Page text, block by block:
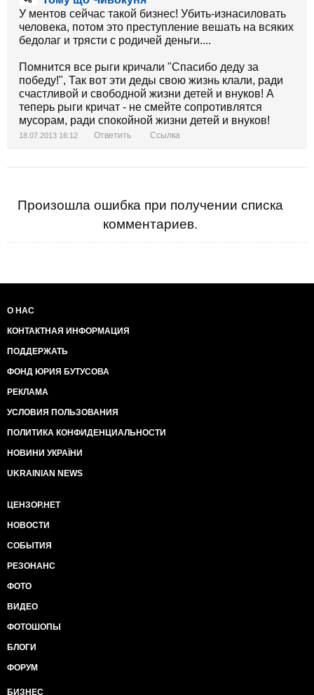
У ментов сейчас такой бизнес! Убить-изнасиловать
человека, потом это преступление вешать на всяких
бедолаг и трясти с родичей деньги....
Помнится все рыги кричали "Спасибо деду за
победу!", Так вот эти деды свою жизнь клали, ради
счастливой и свободной жизни детей и внуков! А
теперь рыги кричат - не смейте сопротивлятся
мусорам, ради спокойной жизни детей и внуков!
18.07.2013 16:12 Ответить Ссылка
Произошла ошибка при получении списка
комментариев.
О НАС
КОНТАКТНАЯ ИНФОРМАЦИЯ
ПОДДЕРЖАТЬ
ФОНД ЮРИЯ БУТУСОВА
РЕКЛАМА
УСЛОВИЯ ПОЛЬЗОВАНИЯ
ПОЛИТИКА КОНФИДЕНЦИАЛЬНОСТИ
НОВИНИ УКРАЇНИ
UKRAINIAN NEWS
ЦЕНЗОР.НЕТ
НОВОСТИ
СОБЫТИЯ
РЕЗОНАНС
ФОТО
ВИДЕО
ФОТОШОПЫ
БЛОГИ
ФОРУМ
БИЗНЕС